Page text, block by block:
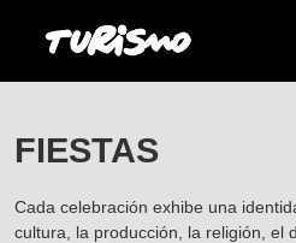
FIESTAS
Cada celebración exhibe una
cultura, la producción, la religión, el